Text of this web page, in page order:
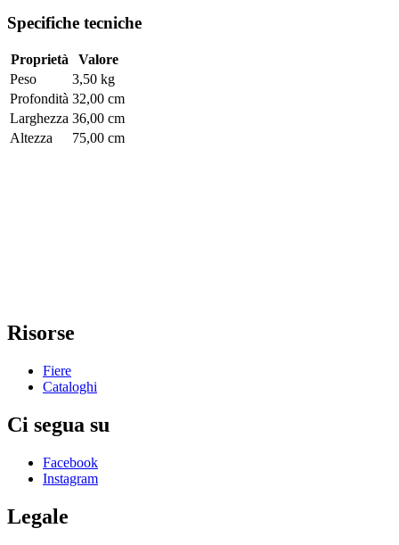
Specifiche tecniche
Proprietà
Valore
Peso
3,50 kg
Profondità 32,00 cm
Larghezza 36,00 cm
Altezza
75,00 cm
Risorse
Fiere
Cataloghi
Ci segua su
Facebook
Instagram
Legale